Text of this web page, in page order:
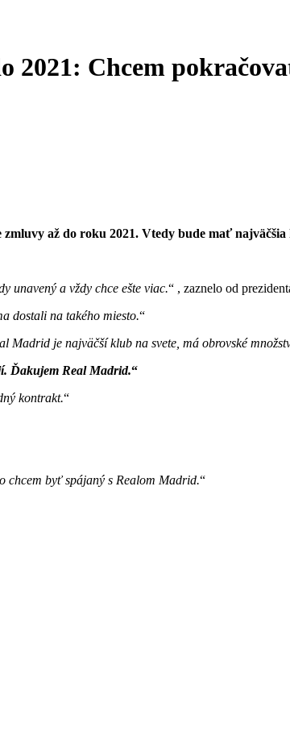
2021: Chcem
až do roku 2021. Vtedy bude mať najväčšia
unavený a vždy chce ešte viac.
, zaznelo od
dostali na takého miesto.
Madrid je najväčší klub na svete, má obrovské
Ďakujem Real Madrid.
kontrakt.
chcem byť spájaný s Realom Madrid.